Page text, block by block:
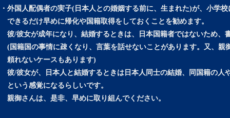
・外国人配偶者の実子(日本人との婚姻する前に、生まれた)が、小学
できるだけ早めに帰化や国籍取得をしておくことを勧めます。
彼/彼女が成年になり、結婚するときは、日本国籍者ではないため、
(国籍国の事情に疎くなり、言葉を話せないことがあります。又、親
頼れないケースもあります)
彼/彼女が、日本人と結婚するときは日本人同士の結婚、同国籍の人
という感覚になるらしいです。
親御さんは、是非、早めに取り組んでください。